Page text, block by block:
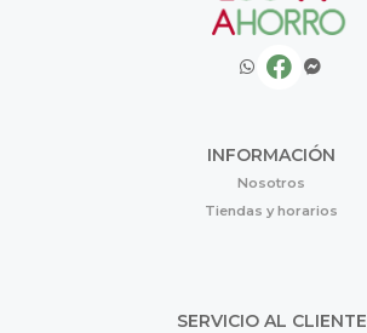
INFORMACIÓN
Nosotros
Tiendas y horarios
SERVICIO AL CLIENTE